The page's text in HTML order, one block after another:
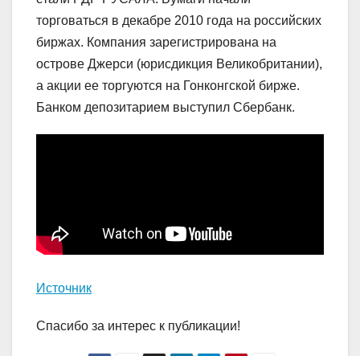
торговаться в декабре 2010 года на российских
биржах. Компания зарегистрирована на
острове Джерси (юрисдикция Великобритании),
а акции ее торгуются на Гонконгской бирже.
Банком депозитарием выступил Сбербанк.
Источник
Спасибо за интерес к публикации!